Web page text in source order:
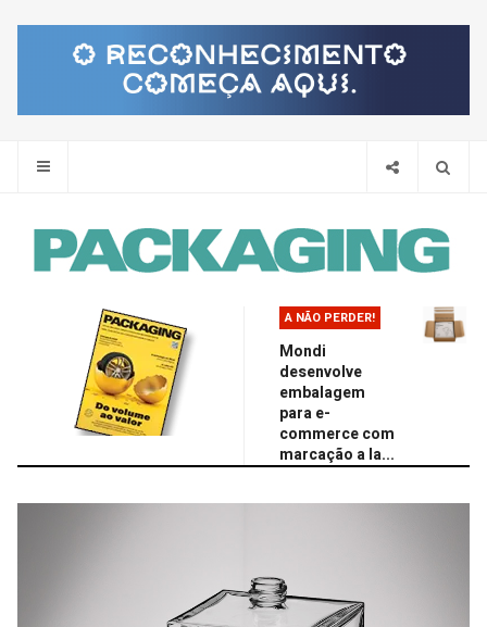
A NÃO PERDER!
Mondi
desenvolve
embalagem
para e-
commerce com
marcação a la...